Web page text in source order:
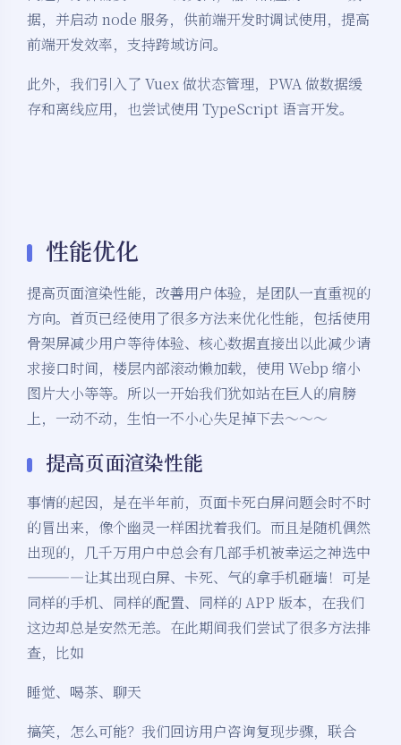
据，并启动 node 服务，供前端开发时调试使用，提高
前端开发效率，支持跨域访问。
此外，我们引入了 Vuex 做状态管理，PWA 做数据缓
存和离线应用，也尝试使用 TypeScript 语言开发。
性能优化
提高页面渲染性能，改善用户体验，是团队一直重视的
方向。首页已经使用了很多方法来优化性能，包括使用
骨架屏减少用户等待体验、核心数据直接出以此减少请
求接口时间，楼层内部滚动懒加载，使用 Webp 缩小
图片大小等等。所以一开始我们犹如站在巨人的肩膀
上，一动不动，生怕一不小心失足掉下去～～～
提高页面渲染性能
事情的起因，是在半年前，页面卡死白屏问题会时不时
的冒出来，像个幽灵一样困扰着我们。而且是随机偶然
出现的，几千万用户中总会有几部手机被幸运之神选中
————让其出现白屏、卡死、气的拿手机砸墙！可是
同样的手机、同样的配置、同样的 APP 版本，在我们
这边却总是安然无恙。在此期间我们尝试了很多方法排
查，比如
睡觉、喝茶、聊天
搞笑，怎么可能？我们回访用户咨询复现步骤，联合